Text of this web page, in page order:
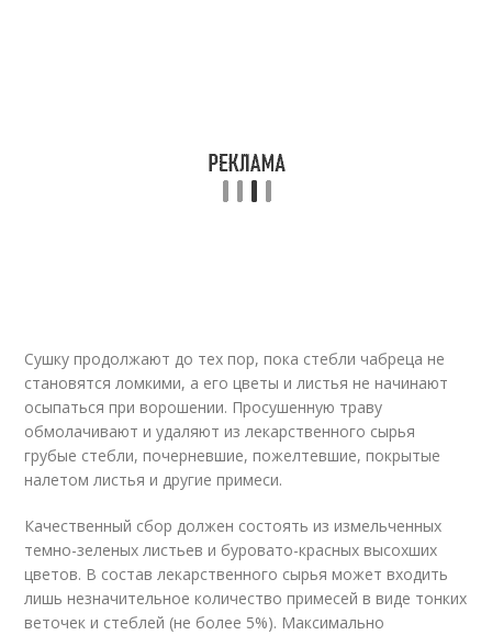
Сушку продолжают до тех пор, пока стебли чабреца не
становятся ломкими, а его цветы и листья не начинают
осыпаться при ворошении. Просушенную траву
обмолачивают и удаляют из лекарственного сырья
грубые стебли, почерневшие, пожелтевшие, покрытые
налетом листья и другие примеси.
Качественный сбор должен состоять из измельченных
темно-зеленых листьев и буровато-красных высохших
цветов. В состав лекарственного сырья может входить
лишь незначительное количество примесей в виде тонких
веточек и стеблей (не более 5%). Максимально